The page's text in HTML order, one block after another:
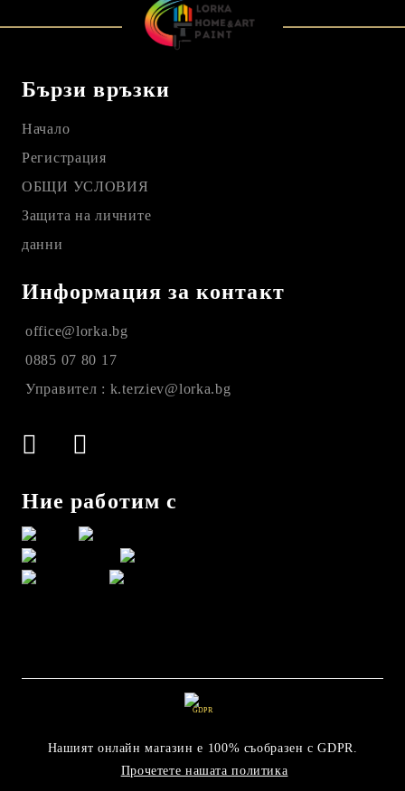
Бързи връзки
Начало
Регистрация
ОБЩИ УСЛОВИЯ
Защита на личните
данни
Информация за контакт
office@lorka.bg
0885 07 80 17
Управител : k.terziev@lorka.bg
Ние работим с
GDPR
Нашият онлайн магазин е 100% съобразен с GDPR.
Прочетете нашата политика